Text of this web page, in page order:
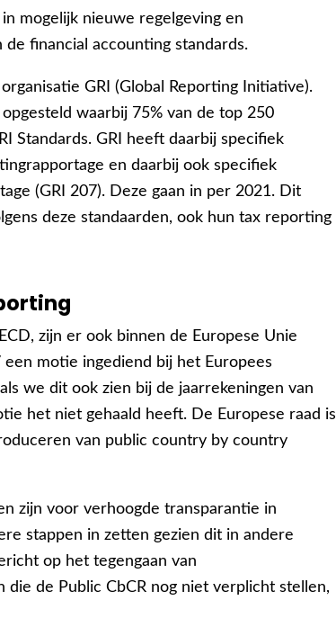
mogelijk nieuwe regelgeving en
financial accounting standards.
GRI (Global Reporting Initiative).
waarbij 75% van de top 250
Standards. GRI heeft daarbij specifiek
en daarbij ook specifiek
(GRI 207). Deze gaan in per 2021. Dit
deze standaarden, ook hun tax reporting
zijn er ook binnen de Europese Unie
motie ingediend bij het Europees
we dit ook zien bij de jaarrekeningen van
het niet gehaald heeft. De Europese raad is
van public country by country
zijn voor verhoogde transparantie in
stappen in zetten gezien dit in andere
op het tegengaan van
de Public CbCR nog niet verplicht stellen,